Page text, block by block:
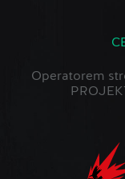
Operatorem